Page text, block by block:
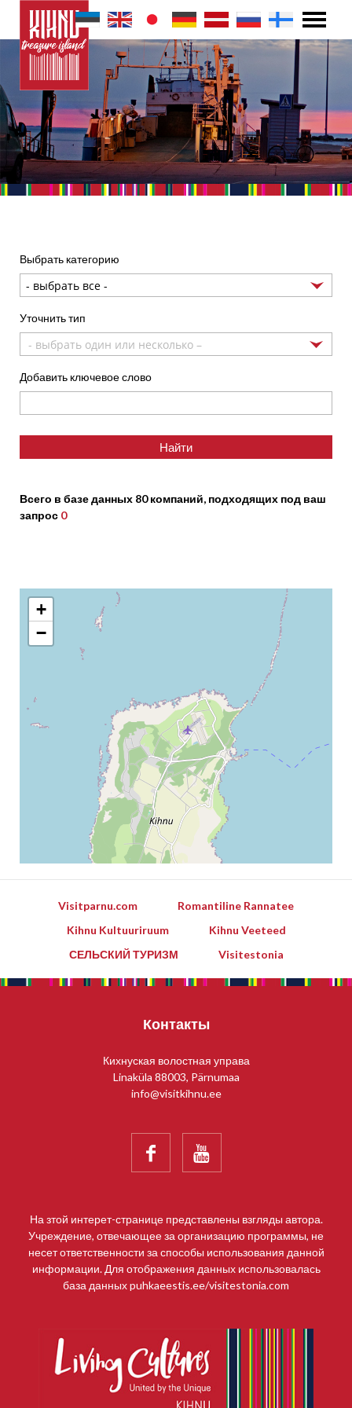
Выбрать категорию
Уточнить тип
- выбрать один или несколько –
Добавить ключевое слово
Всего в базе данных 80 компаний, подходящих под ваш
запрос 0
+
−
Visitparnu.com
Romantiline Rannatee
Kihnu Kultuuriruum
Kihnu Veeteed
СЕЛЬСКИЙ ТУРИЗМ
Visitestonia
Контакты
Кихнуская волостная управа
Linaküla 88003, Pärnumaa
info@visitkihnu.ee
 
На зтой интерет-странице представлены взгляды автора.
Учреждение, отвечающее за организацию программы, не
несет ответственности за способы использования данной
информации. Для отображения данных использовалась
база данных puhkaeestis.ee/visitestonia.com